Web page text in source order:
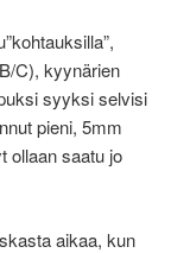
C), kyynärien
syyksi selvisi
pieni, 5mm
ollaan saatu jo
aikaa, kun